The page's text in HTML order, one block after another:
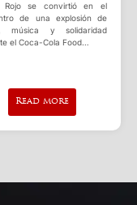
su patrocinio al Programa de
Alimentos para el Cuidado de
Niños y Adultos del
Departamento de Agricultura de
Read more